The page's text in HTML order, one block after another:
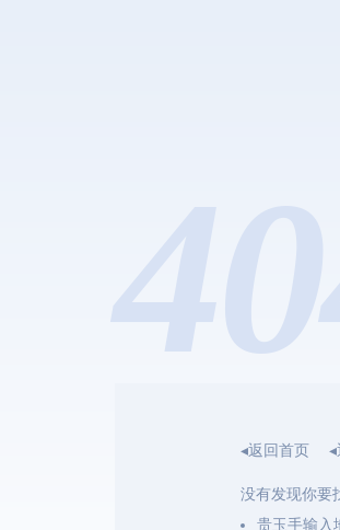
◂返回首页
没有发现你要
贵玉手输入